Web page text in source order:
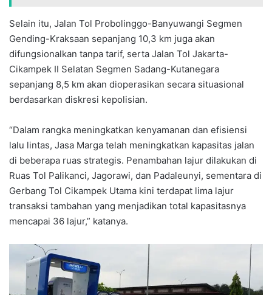
Selain itu, Jalan Tol Probolinggo-Banyuwangi Segmen
Gending-Kraksaan sepanjang 10,3 km juga akan
difungsionalkan tanpa tarif, serta Jalan Tol Jakarta-
Cikampek II Selatan Segmen Sadang-Kutanegara
sepanjang 8,5 km akan dioperasikan secara situasional
berdasarkan diskresi kepolisian.
“Dalam rangka meningkatkan kenyamanan dan efisiensi
lalu lintas, Jasa Marga telah meningkatkan kapasitas jalan
di beberapa ruas strategis. Penambahan lajur dilakukan di
Ruas Tol Palikanci, Jagorawi, dan Padaleunyi, sementara di
Gerbang Tol Cikampek Utama kini terdapat lima lajur
transaksi tambahan yang menjadikan total kapasitasnya
mencapai 36 lajur,” katanya.